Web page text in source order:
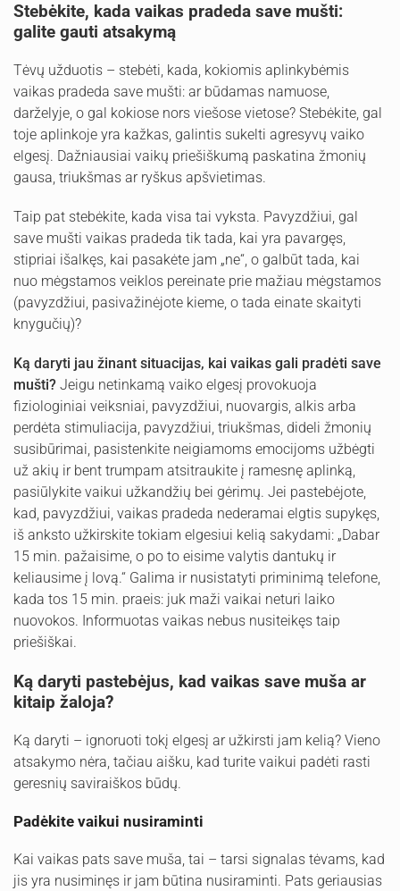
Stebėkite, kada vaikas pradeda save mušti:
galite gauti atsakymą
Tėvų užduotis – stebėti, kada, kokiomis aplinkybėmis
vaikas pradeda save mušti: ar būdamas namuose,
darželyje, o gal kokiose nors viešose vietose? Stebėkite, gal
toje aplinkoje yra kažkas, galintis sukelti agresyvų vaiko
elgesį. Dažniausiai vaikų priešiškumą paskatina žmonių
gausa, triukšmas ar ryškus apšvietimas.
Taip pat stebėkite, kada visa tai vyksta. Pavyzdžiui, gal
save mušti vaikas pradeda tik tada, kai yra pavargęs,
stipriai išalkęs, kai pasakėte jam „ne“, o galbūt tada, kai
nuo mėgstamos veiklos pereinate prie mažiau mėgstamos
(pavyzdžiui, pasivažinėjote kieme, o tada einate skaityti
knygučių)?
Ką daryti jau žinant situacijas, kai vaikas gali pradėti save
mušti? Jeigu netinkamą vaiko elgesį provokuoja
fiziologiniai veiksniai, pavyzdžiui, nuovargis, alkis arba
perdėta stimuliacija, pavyzdžiui, triukšmas, dideli žmonių
susibūrimai, pasistenkite neigiamoms emocijoms užbėgti
už akių ir bent trumpam atsitraukite į ramesnę aplinką,
pasiūlykite vaikui užkandžių bei gėrimų. Jei pastebėjote,
kad, pavyzdžiui, vaikas pradeda nederamai elgtis supykęs,
iš anksto užkirskite tokiam elgesiui kelią sakydami: „Dabar
15 min. pažaisime, o po to eisime valytis dantukų ir
keliausime į lovą.“ Galima ir nusistatyti priminimą telefone,
kada tos 15 min. praeis: juk maži vaikai neturi laiko
nuovokos. Informuotas vaikas nebus nusiteikęs taip
priešiškai.
Ką daryti pastebėjus, kad vaikas save muša ar
kitaip žaloja?
Ką daryti – ignoruoti tokį elgesį ar užkirsti jam kelią? Vieno
atsakymo nėra, tačiau aišku, kad turite vaikui padėti rasti
geresnių saviraiškos būdų.
Padėkite vaikui nusiraminti
Kai vaikas pats save muša, tai – tarsi signalas tėvams, kad
jis yra nusiminęs ir jam būtina nusiraminti. Pats geriausias